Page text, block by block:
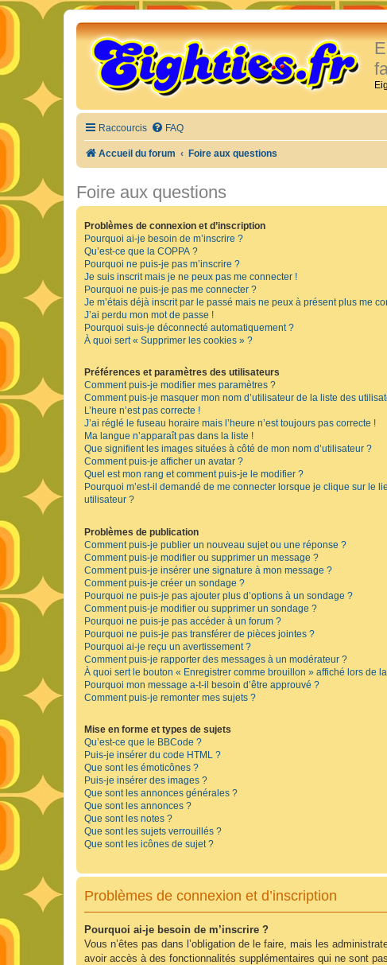
Raccourcis FAQ
Accueil du forum Foire aux questions
Foire aux questions
Problèmes de connexion et d’inscription
Pourquoi ai-je besoin de m’inscrire ?
Qu’est-ce que la COPPA ?
Pourquoi ne puis-je pas m’inscrire ?
Je suis inscrit mais je ne peux pas me connecter !
Pourquoi ne puis-je pas me connecter ?
Je m’étais déjà inscrit par le passé mais ne peux à présent plus me
J’ai perdu mon mot de passe !
Pourquoi suis-je déconnecté automatiquement ?
À quoi sert « Supprimer les cookies » ?
Préférences et paramètres des utilisateurs
Comment puis-je modifier mes paramètres ?
Comment puis-je masquer mon nom d’utilisateur de la liste des
L’heure n’est pas correcte !
J’ai réglé le fuseau horaire mais l’heure n’est toujours pas correcte !
Ma langue n’apparaît pas dans la liste !
Que signifient les images situées à côté de mon nom d’utilisateur ?
Comment puis-je afficher un avatar ?
Quel est mon rang et comment puis-je le modifier ?
Pourquoi m’est-il demandé de me connecter lorsque je clique sur le
utilisateur ?
Problèmes de publication
Comment puis-je publier un nouveau sujet ou une réponse ?
Comment puis-je modifier ou supprimer un message ?
Comment puis-je insérer une signature à mon message ?
Comment puis-je créer un sondage ?
Pourquoi ne puis-je pas ajouter plus d’options à un sondage ?
Comment puis-je modifier ou supprimer un sondage ?
Pourquoi ne puis-je pas accéder à un forum ?
Pourquoi ne puis-je pas transférer de pièces jointes ?
Pourquoi ai-je reçu un avertissement ?
Comment puis-je rapporter des messages à un modérateur ?
À quoi sert le bouton « Enregistrer comme brouillon » affiché lors de
Pourquoi mon message a-t-il besoin d’être approuvé ?
Comment puis-je remonter mes sujets ?
Mise en forme et types de sujets
Qu’est-ce que le BBCode ?
Puis-je insérer du code HTML ?
Que sont les émoticônes ?
Puis-je insérer des images ?
Que sont les annonces générales ?
Que sont les annonces ?
Que sont les notes ?
Que sont les sujets verrouillés ?
Que sont les icônes de sujet ?
Problèmes de connexion et d’inscription
Pourquoi ai-je besoin de m’inscrire ?
Vous n’êtes pas dans l’obligation de le faire, mais les
avoir accès à des fonctionnalités supplémentaires qui ne sont